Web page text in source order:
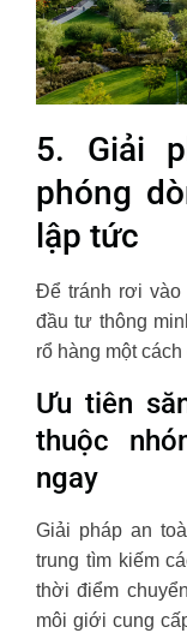
5. Giải
phóng
lập tức
Để tránh rơi vào
đầu tư thông
rổ hàng một
Ưu tiên
thuộc
ngay
Giải pháp an
trung tìm kiếm
thời điểm
môi giới cung